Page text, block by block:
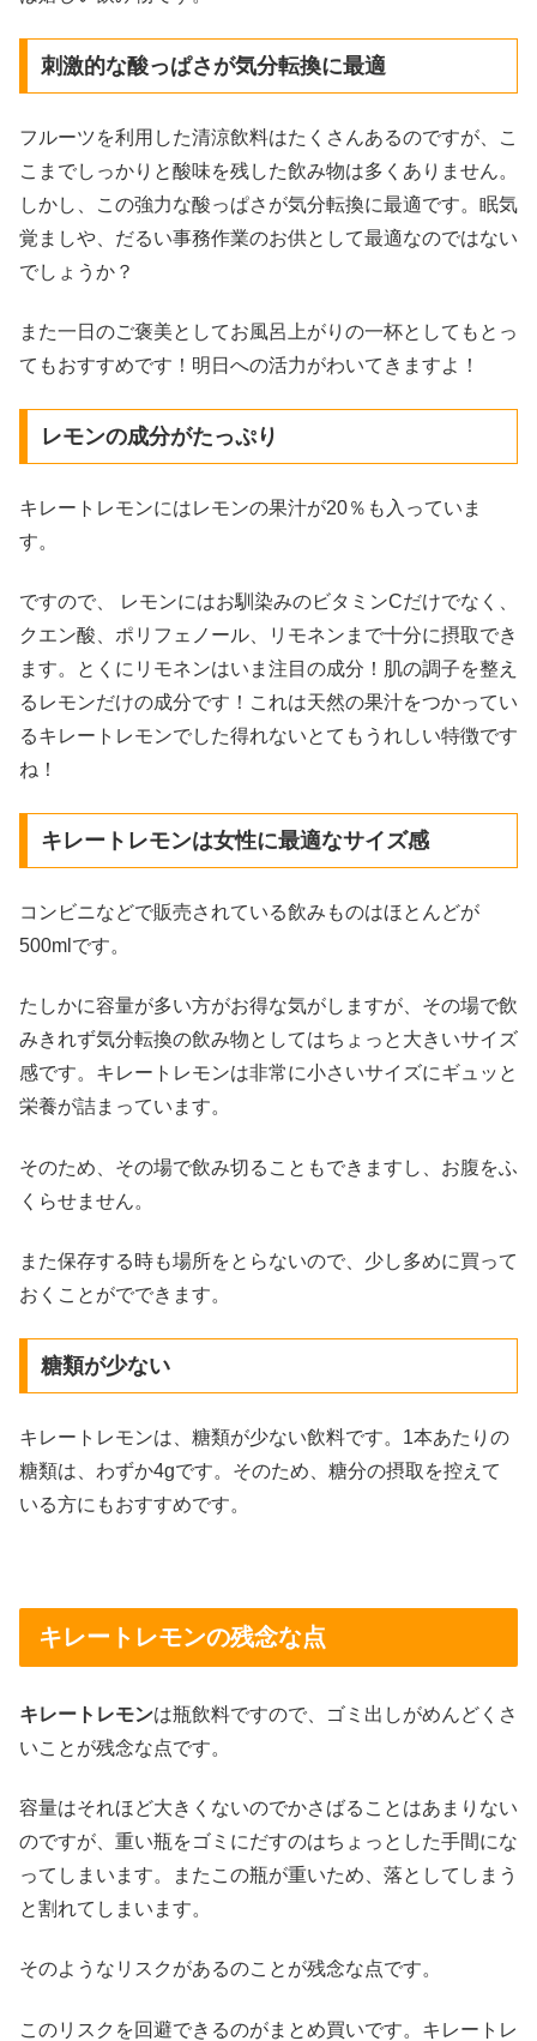
刺激的な酸っぱさが気分転換に最適
フルーツを利用した清涼飲料はたくさんあるのですが、こ
こまでしっかりと酸味を残した飲み物は多くありません。
しかし、この強力な酸っぱさが気分転換に最適です。眠気
覚ましや、だるい事務作業のお供として最適なのではない
でしょうか？
また一日のご褒美としてお風呂上がりの一杯としてもとっ
てもおすすめです！明日への活力がわいてきますよ！
レモンの成分がたっぷり
キレートレモンにはレモンの果汁が20％も入っていま
す。
ですので、 レモンにはお馴染みのビタミンCだけでなく、
クエン酸、ポリフェノール、リモネンまで十分に摂取でき
ます。とくにリモネンはいま注目の成分！肌の調子を整え
るレモンだけの成分です！これは天然の果汁をつかってい
るキレートレモンでした得れないとてもうれしい特徴です
ね！
キレートレモンは女性に最適なサイズ感
コンビニなどで販売されている飲みものはほとんどが
500mlです。
たしかに容量が多い方がお得な気がしますが、その場で飲
みきれず気分転換の飲み物としてはちょっと大きいサイズ
感です。キレートレモンは非常に小さいサイズにギュッと
栄養が詰まっています。
そのため、その場で飲み切ることもできますし、お腹をふ
くらせません。
また保存する時も場所をとらないので、少し多めに買って
おくことがでできます。
糖類が少ない
キレートレモンは、糖類が少ない飲料です。1本あたりの
糖類は、わずか4gです。そのため、糖分の摂取を控えて
いる方にもおすすめです。
キレートレモンの残念な点
キレートレモンは瓶飲料ですので、ゴミ出しがめんどくさ
いことが残念な点です。
容量はそれほど大きくないのでかさばることはあまりない
のですが、重い瓶をゴミにだすのはちょっとした手間にな
ってしまいます。またこの瓶が重いため、落としてしまう
と割れてしまいます。
そのようなリスクがあるのことが残念な点です。
このリスクを回避できるのがまとめ買いです。キレートレ